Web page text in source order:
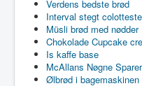
Verdens bedste brød
Interval stegt
Müsli brød med nødder
Chokolade Cupcake
Is kaffe base
McAllans Nøgne
Ølbrød i bagemaskinen